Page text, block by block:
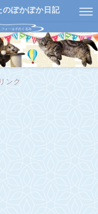
のぽかぽか日記
ンク